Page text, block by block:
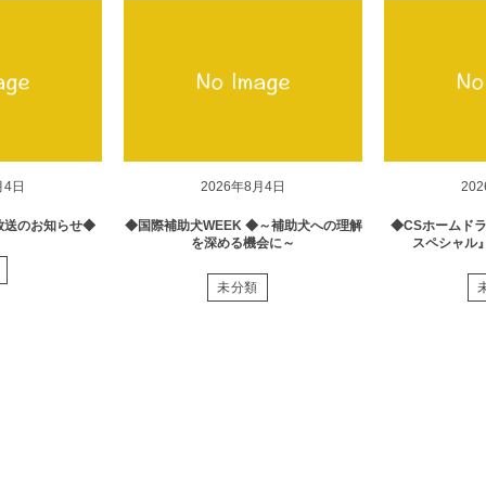
日
送のお知らせ◆
2026年8月4日
◆国際補助犬WEEK ◆～補助犬への理解
を深める機会に～
未分類
◆CSホームド
スペシャル